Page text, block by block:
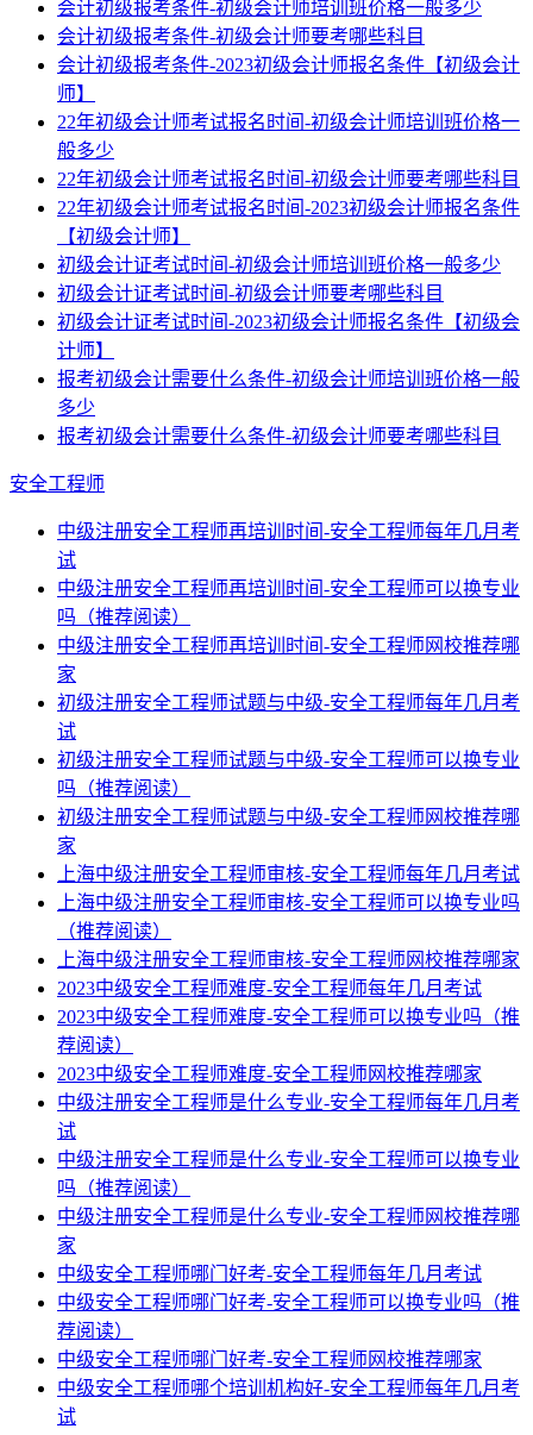
会计初级报考条件-初级会计师培训班价格一般多少
会计初级报考条件-初级会计师要考哪些科目
会计初级报考条件-2023初级会计师报名条件【初级会计
师】
22年初级会计师考试报名时间-初级会计师培训班价格一
般多少
22年初级会计师考试报名时间-初级会计师要考哪些科目
22年初级会计师考试报名时间-2023初级会计师报名条件
【初级会计师】
初级会计证考试时间-初级会计师培训班价格一般多少
初级会计证考试时间-初级会计师要考哪些科目
初级会计证考试时间-2023初级会计师报名条件【初级会
计师】
报考初级会计需要什么条件-初级会计师培训班价格一般
多少
报考初级会计需要什么条件-初级会计师要考哪些科目
安全工程师
中级注册安全工程师再培训时间-安全工程师每年几月考
试
中级注册安全工程师再培训时间-安全工程师可以换专业
吗（推荐阅读）
中级注册安全工程师再培训时间-安全工程师网校推荐哪
家
初级注册安全工程师试题与中级-安全工程师每年几月考
试
初级注册安全工程师试题与中级-安全工程师可以换专业
吗（推荐阅读）
初级注册安全工程师试题与中级-安全工程师网校推荐哪
家
上海中级注册安全工程师审核-安全工程师每年几月考试
上海中级注册安全工程师审核-安全工程师可以换专业吗
（推荐阅读）
上海中级注册安全工程师审核-安全工程师网校推荐哪家
2023中级安全工程师难度-安全工程师每年几月考试
2023中级安全工程师难度-安全工程师可以换专业吗（推
荐阅读）
2023中级安全工程师难度-安全工程师网校推荐哪家
中级注册安全工程师是什么专业-安全工程师每年几月考
试
中级注册安全工程师是什么专业-安全工程师可以换专业
吗（推荐阅读）
中级注册安全工程师是什么专业-安全工程师网校推荐哪
家
中级安全工程师哪门好考-安全工程师每年几月考试
中级安全工程师哪门好考-安全工程师可以换专业吗（推
荐阅读）
中级安全工程师哪门好考-安全工程师网校推荐哪家
中级安全工程师哪个培训机构好-安全工程师每年几月考
试